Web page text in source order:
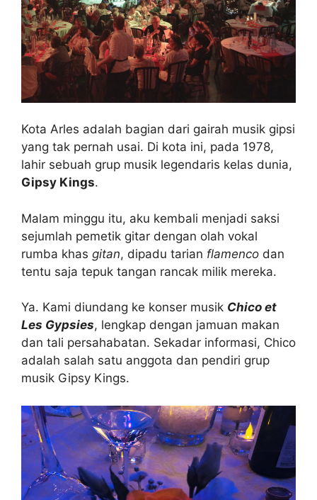
Kota Arles adalah bagian dari gairah musik gipsi
yang tak pernah usai. Di kota ini, pada 1978,
lahir sebuah grup musik legendaris kelas dunia,
Gipsy Kings.
Malam minggu itu, aku kembali menjadi saksi
sejumlah pemetik gitar dengan olah vokal
rumba khas gitan, dipadu tarian flamenco dan
tentu saja tepuk tangan rancak milik mereka.
Ya. Kami diundang ke konser musik Chico et
Les Gypsies, lengkap dengan jamuan makan
dan tali persahabatan. Sekadar informasi, Chico
adalah salah satu anggota dan pendiri grup
musik Gipsy Kings.